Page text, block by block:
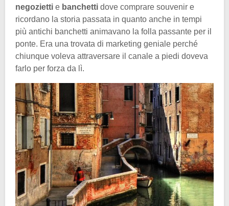
negozietti e banchetti dove comprare souvenir e
ricordano la storia passata in quanto anche in tempi
più antichi banchetti animavano la folla passante per il
ponte. Era una trovata di marketing geniale perché
chiunque voleva attraversare il canale a piedi doveva
farlo per forza da lì.